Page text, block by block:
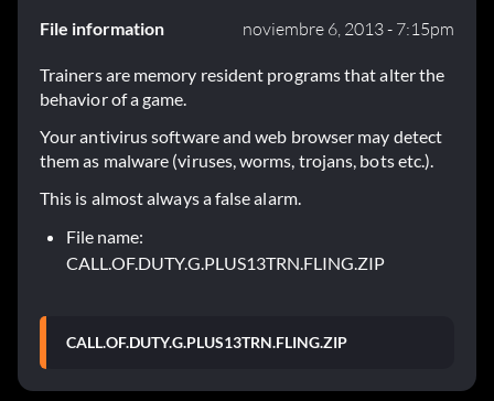
File information noviembre 6, 2013 - 7:15pm
Trainers are memory resident programs that alter the
behavior of a game.
Your antivirus software and web browser may detect
them as malware (viruses, worms, trojans, bots etc.).
This is almost always a false alarm.
File name:
CALL.OF.DUTY.G.PLUS13TRN.FLING.ZIP
CALL.OF.DUTY.G.PLUS13TRN.FLING.ZIP